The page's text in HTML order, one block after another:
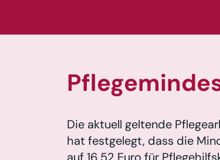
Die aktuell geltende
hat festgelegt, dass die